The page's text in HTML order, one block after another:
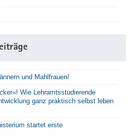
und Mahlfrauen!
Wie Lehramtsstudierende
ganz praktisch selbst leben
startet erste